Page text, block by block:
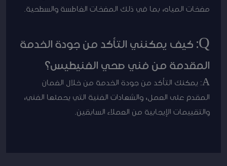
مضخات المياه، بما في ذلك المضخات الغاطسة والسطحية.
Q: كيف يمكنني التأكد من جودة الخدمة
المقدمة من فني صحي الفنيطيس؟
A: يمكنك التأكد من جودة الخدمة من خلال الضمان
المقدم على العمل، والشهادات الفنية التي يحملها الفني،
والتقييمات الإيجابية من العملاء السابقين.